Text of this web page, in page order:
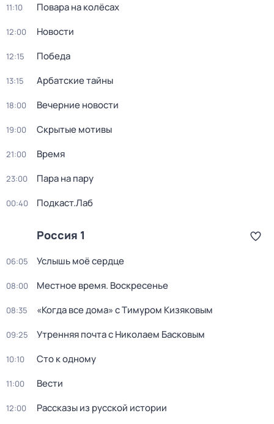
11:10 Повара на колёсах
12:00 Новости
12:15 Победа
13:15 Арбатские тайны
18:00 Вечерние новости
19:00 Скрытые мотивы
21:00 Время
23:00 Пара на пару
00:40 Подкаст.Лаб
Россия 1
06:05 Услышь моё сердце
08:00 Местное время. Воскресенье
08:35 «Когда все дома» с Тимуром Кизяковым
09:25 Утренняя почта с Николаем Басковым
10:10 Сто к одному
11:00 Вести
12:00 Рассказы из русской истории